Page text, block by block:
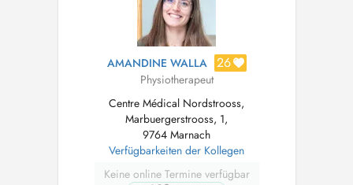
AMANDINE WALLA 26
Physiotherapeut
Centre Médical Nordstrooss,
Marbuergerstrooss, 1,
9764 Marnach
Verfügbarkeiten der Kollegen
Keine online Termine verfügbar